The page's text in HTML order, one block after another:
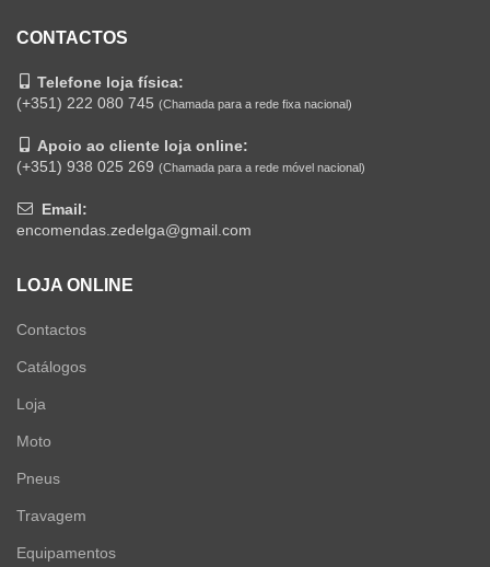
CONTACTOS
Telefone loja física:
(+351) 222 080 745 (Chamada para a rede fixa nacional)
Apoio ao cliente loja online:
(+351) 938 025 269 (Chamada para a rede móvel nacional)
Email:
encomendas.zedelga@gmail.com
LOJA ONLINE
Contactos
Catálogos
Loja
Moto
Pneus
Travagem
Equipamentos